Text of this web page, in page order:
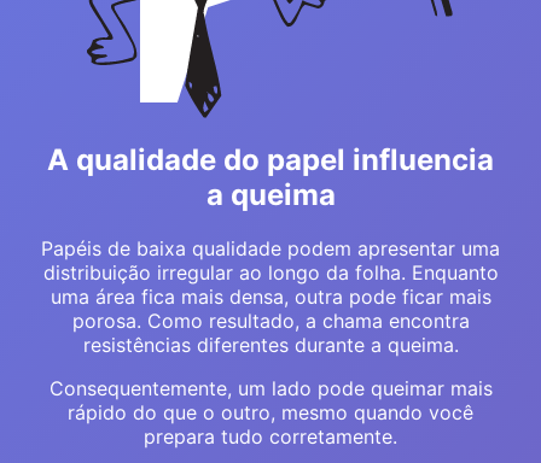
A qualidade do papel influencia
a queima
Papéis de baixa qualidade podem apresentar uma
distribuição irregular ao longo da folha. Enquanto
uma área fica mais densa, outra pode ficar mais
porosa. Como resultado, a chama encontra
resistências diferentes durante a queima.
Consequentemente, um lado pode queimar mais
rápido do que o outro, mesmo quando você
prepara tudo corretamente.